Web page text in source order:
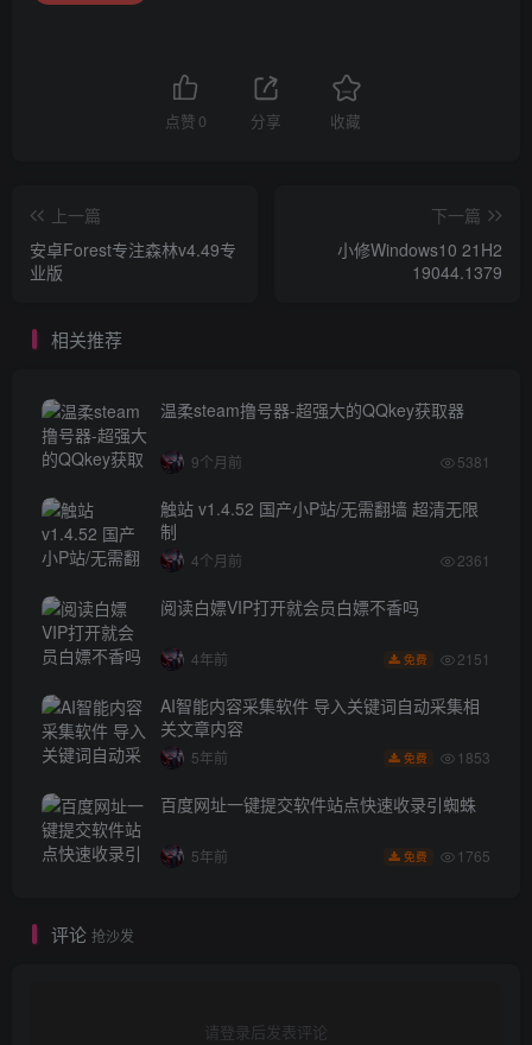
点赞 0 分享 收藏
上一篇
安卓Forest专注森林v4.49专
业版
下一篇
小修Windows10 21H2
19044.1379
相关推荐
温柔steam撸号器-超强大的QQkey获取器
9个月前 5381
触站 v1.4.52 国产小P站/无需翻墙 超清无限
制
4个月前 2361
阅读白嫖VIP打开就会员白嫖不香吗
4年前 免费 2151
AI智能内容采集软件 导入关键词自动采集相
关文章内容
5年前 免费 1853
百度网址一键提交软件站点快速收录引蜘蛛
5年前 免费 1765
评论 抢沙发
请登录后发表评论